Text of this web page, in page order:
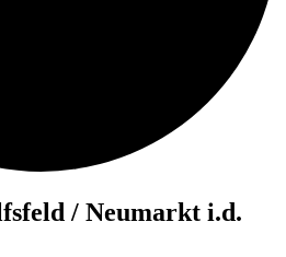
/ Neumarkt i.d.